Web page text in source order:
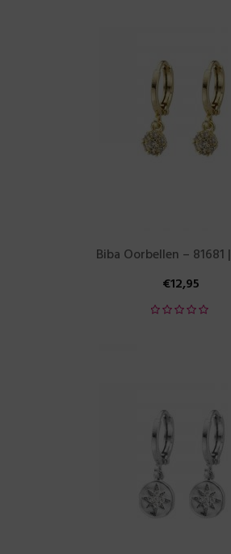
Biba Oorbellen – 81681
€12,95